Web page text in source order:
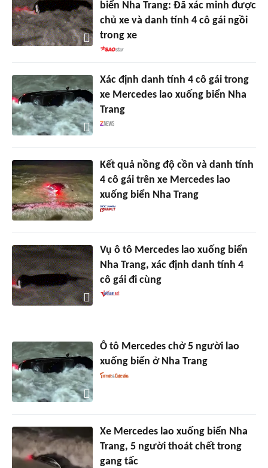
biển Nha Trang: Đã xác minh được
chủ xe và danh tính 4 cô gái ngồi
trong xe
Xác định danh tính 4 cô gái trong
xe Mercedes lao xuống biển Nha
Trang
Kết quả nồng độ cồn và danh tính
4 cô gái trên xe Mercedes lao
xuống biển Nha Trang
Vụ ô tô Mercedes lao xuống biển
Nha Trang, xác định danh tính 4
cô gái đi cùng
Ô tô Mercedes chở 5 người lao
xuống biển ở Nha Trang
Xe Mercedes lao xuống biển Nha
Trang, 5 người thoát chết trong
gang tấc